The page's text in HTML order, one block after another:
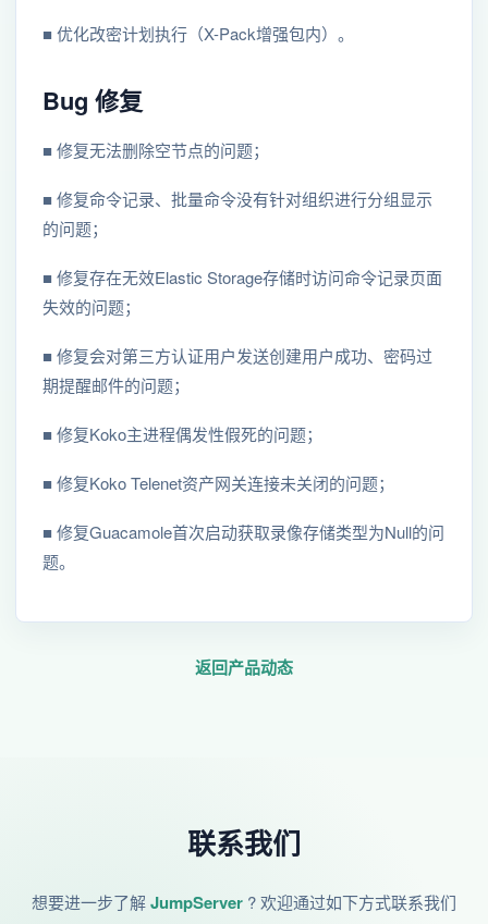
■ 优化改密计划执行（X-Pack增强包内）。
Bug 修复
■ 修复无法删除空节点的问题；
■ 修复命令记录、批量命令没有针对组织进行分组显示
的问题；
■ 修复存在无效Elastic Storage存储时访问命令记录页面
失效的问题；
■ 修复会对第三方认证用户发送创建用户成功、密码过
期提醒邮件的问题；
■ 修复Koko主进程偶发性假死的问题；
■ 修复Koko Telenet资产网关连接未关闭的问题；
■ 修复Guacamole首次启动获取录像存储类型为Null的问
题。
返回产品动态
联系我们
想要进一步了解JumpServer ? 欢迎通过如下方式联系我们